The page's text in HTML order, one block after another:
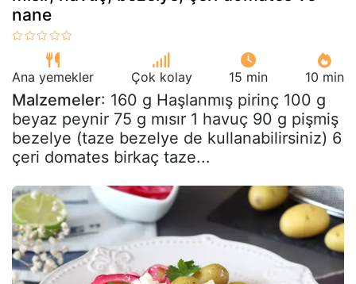
nane
Ana yemekler Çok kolay 15 min 10 min
Malzemeler: 160 g Haşlanmış pirinç 100 g
beyaz peynir 75 g mısır 1 havuç 90 g pişmiş
bezelye (taze bezelye de kullanabilirsiniz) 6
çeri domates birkaç taze...